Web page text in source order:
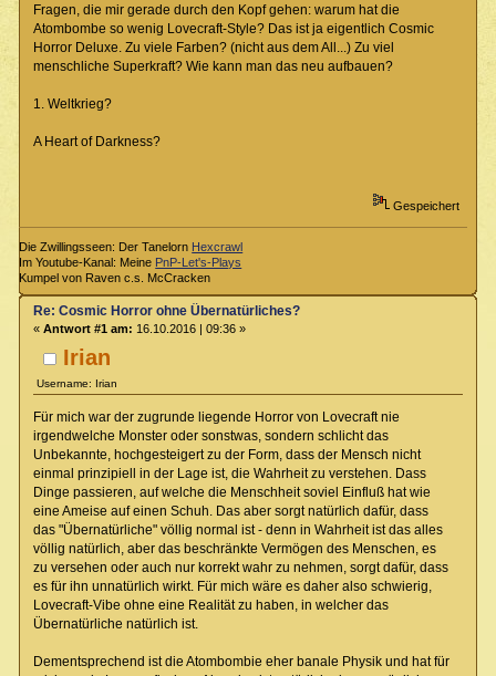
Fragen, die mir gerade durch den Kopf gehen: warum hat die
Atombombe so wenig Lovecraft-Style? Das ist ja eigentlich Cosmic
Horror Deluxe. Zu viele Farben? (nicht aus dem All...) Zu viel
menschliche Superkraft? Wie kann man das neu aufbauen?
1. Weltkrieg?
A Heart of Darkness?
Gespeichert
Die Zwillingsseen: Der Tanelorn Hexcrawl
Im Youtube-Kanal: Meine PnP-Let's-Plays
Kumpel von Raven c.s. McCracken
Irian
Username: Irian
Re: Cosmic Horror ohne Übernatürliches?
« Antwort #1 am: 16.10.2016 | 09:36 »
Für mich war der zugrunde liegende Horror von Lovecraft nie
irgendwelche Monster oder sonstwas, sondern schlicht das
Unbekannte, hochgesteigert zu der Form, dass der Mensch nicht
einmal prinzipiell in der Lage ist, die Wahrheit zu verstehen. Dass
Dinge passieren, auf welche die Menschheit soviel Einfluß hat wie
eine Ameise auf einen Schuh. Das aber sorgt natürlich dafür, dass
das "Übernatürliche" völlig normal ist - denn in Wahrheit ist das alles
völlig natürlich, aber das beschränkte Vermögen des Menschen, es
zu versehen oder auch nur korrekt wahr zu nehmen, sorgt dafür, dass
es für ihn unnatürlich wirkt. Für mich wäre es daher also schwierig,
Lovecraft-Vibe ohne eine Realität zu haben, in welcher das
Übernatürliche natürlich ist.
Dementsprechend ist die Atombombie eher banale Physik und hat für